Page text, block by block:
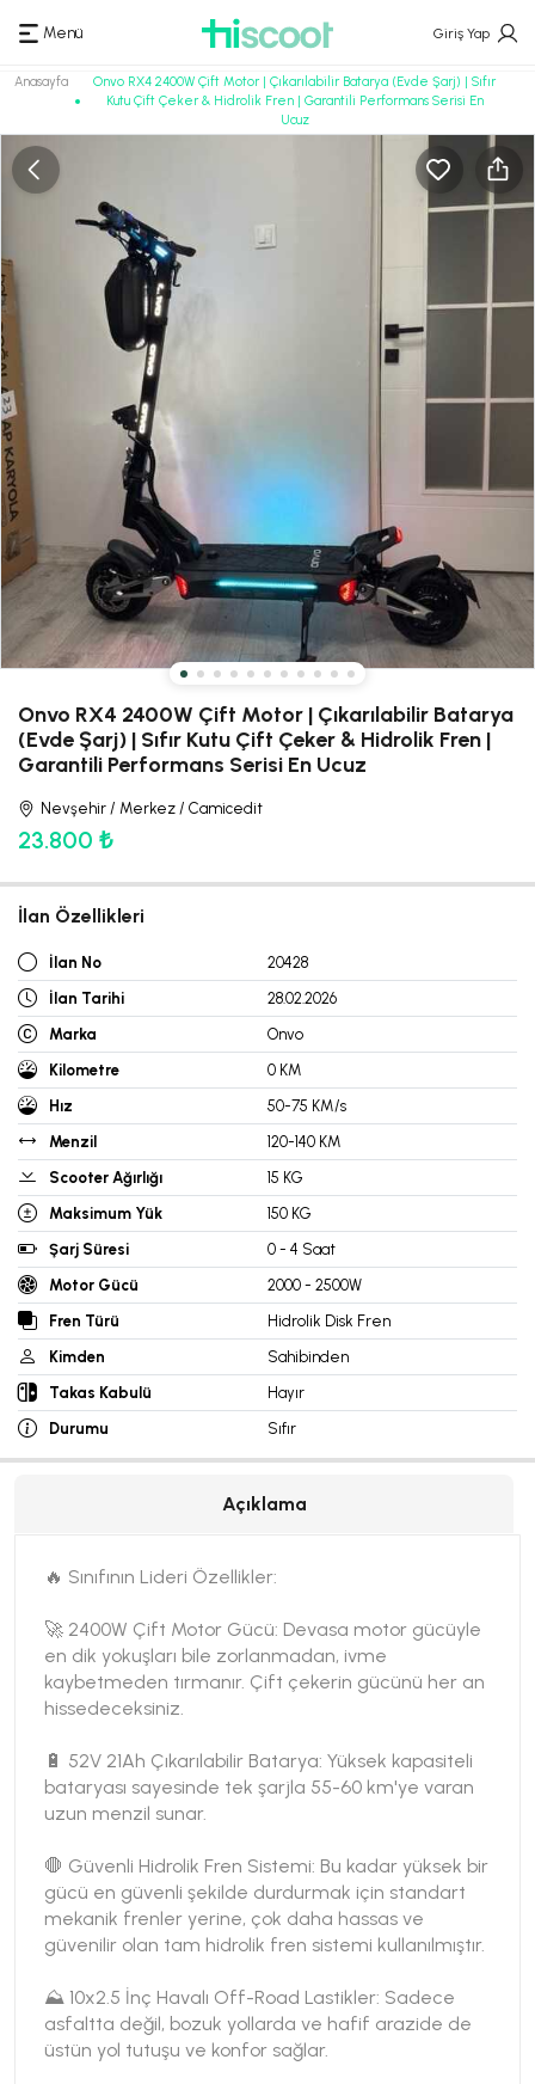
Menü Giriş Yap
Anasayfa
Onvo RX4 2400W Çift Motor | Çıkarılabilir Batarya (Evde Şarj) | Sıfır
Kutu Çift Çeker & Hidrolik Fren | Garantili Performans Serisi En
Ucuz
Onvo RX4 2400W Çift Motor | Çıkarılabilir Batarya
(Evde Şarj) | Sıfır Kutu Çift Çeker & Hidrolik Fren |
Garantili Performans Serisi En Ucuz
Nevşehir / Merkez / Camicedit
23.800 ₺
İlan Özellikleri
İlan No
20428
İlan Tarihi
28.02.2026
Marka
Onvo
Kilometre
0 KM
Hız
50-75 KM/s
Menzil
120-140 KM
Scooter Ağırlığı
15 KG
Maksimum Yük
150 KG
Şarj Süresi
0 - 4 Saat
Motor Gücü
2000 - 2500W
Fren Türü
Hidrolik Disk Fren
Kimden
Sahibinden
Takas Kabulü
Hayır
Durumu
Sıfır
Açıklama
🔥 Sınıfının Lideri Özellikler:
🚀 2400W Çift Motor Gücü: Devasa motor gücüyle
en dik yokuşları bile zorlanmadan, ivme
kaybetmeden tırmanır. Çift çekerin gücünü her an
hissedeceksiniz.
🔋 52V 21Ah Çıkarılabilir Batarya: Yüksek kapasiteli
bataryası sayesinde tek şarjla 55-60 km'ye varan
uzun menzil sunar.
🛑 Güvenli Hidrolik Fren Sistemi: Bu kadar yüksek bir
gücü en güvenli şekilde durdurmak için standart
mekanik frenler yerine, çok daha hassas ve
güvenilir olan tam hidrolik fren sistemi kullanılmıştır.
⛰️ 10x2.5 İnç Havalı Off-Road Lastikler: Sadece
asfaltta değil, bozuk yollarda ve hafif arazide de
üstün yol tutuşu ve konfor sağlar.